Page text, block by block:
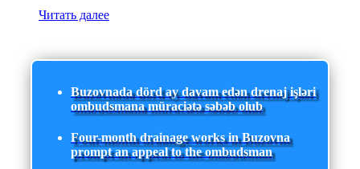
Читать далее
Buzovnada dörd ay davam edən drenaj işləri
ombudsmana müraciətə səbəb olub
Four-month drainage works in Buzovna
prompt an appeal to the ombudsman